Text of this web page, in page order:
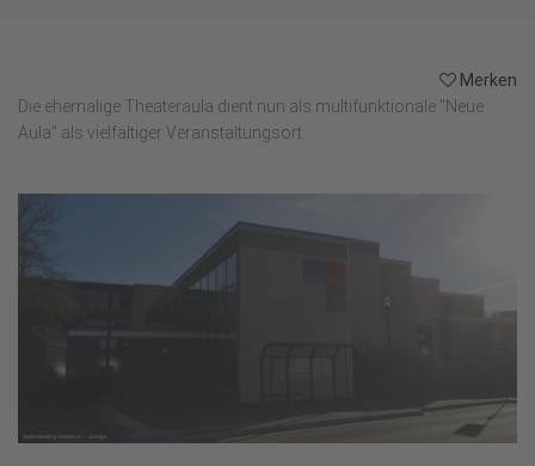
Merken
Die ehemalige Theateraula dient nun als multifunktionale "Neue
Aula" als vielfältiger Veranstaltungsort.